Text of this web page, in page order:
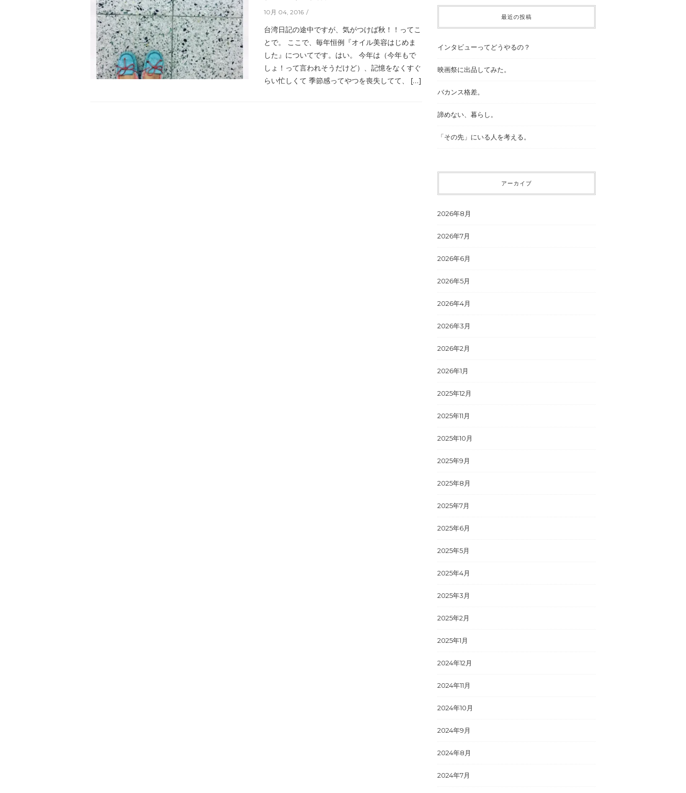
10月 04, 2016
台湾日記の途中ですが、気がつけば秋！！ってこ
とで。 ここで、毎年恒例『オイル美容はじめま
した』についてです。はい。 今年は（今年もで
しょ！って言われそうだけど）、記憶をなくすぐ
らい忙しくて 季節感ってやつを喪失してて、 […]
最近の投稿
インタビューってどうやるの？
映画祭に出品してみた。
バカンス格差。
諦めない、暮らし。
「その先」にいる人を考える。
アーカイブ
2026年8月
2026年7月
2026年6月
2026年5月
2026年4月
2026年3月
2026年2月
2026年1月
2025年12月
2025年11月
2025年10月
2025年9月
2025年8月
2025年7月
2025年6月
2025年5月
2025年4月
2025年3月
2025年2月
2025年1月
2024年12月
2024年11月
2024年10月
2024年9月
2024年8月
2024年7月